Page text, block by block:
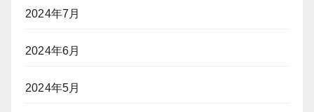
2024年7月
2024年6月
2024年5月